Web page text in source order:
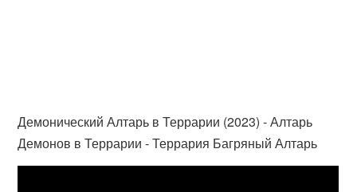
Демонический Алтарь в Террарии (2023) - Алтарь
Демонов в Террарии - Террария Багряный Алтарь